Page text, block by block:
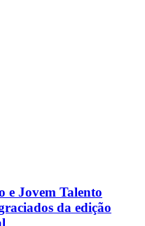
e Jovem Talento
da edição